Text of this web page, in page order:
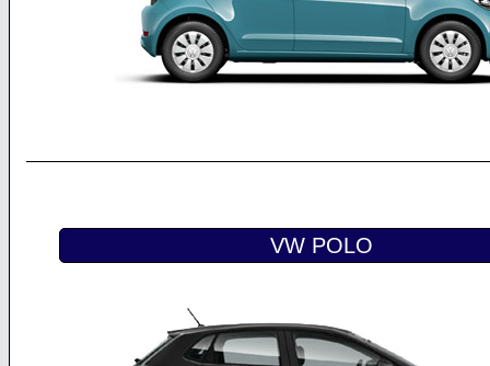
VW POLO